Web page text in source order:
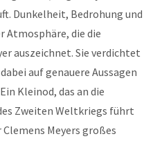
Dunkelheit, Bedrohung und
Atmosphäre, die die
auszeichnet. Sie verdichtet
auf genauere Aussagen
Kleinod, das an die
Zweiten Weltkriegs führt
Meyers großes